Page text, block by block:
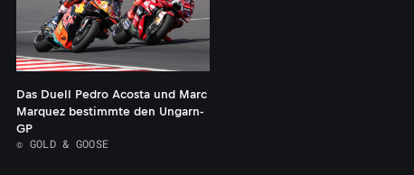
Das Duell Pedro Acosta und Marc
Marquez bestimmte den Ungarn-
GP
© GOLD & GOOSE